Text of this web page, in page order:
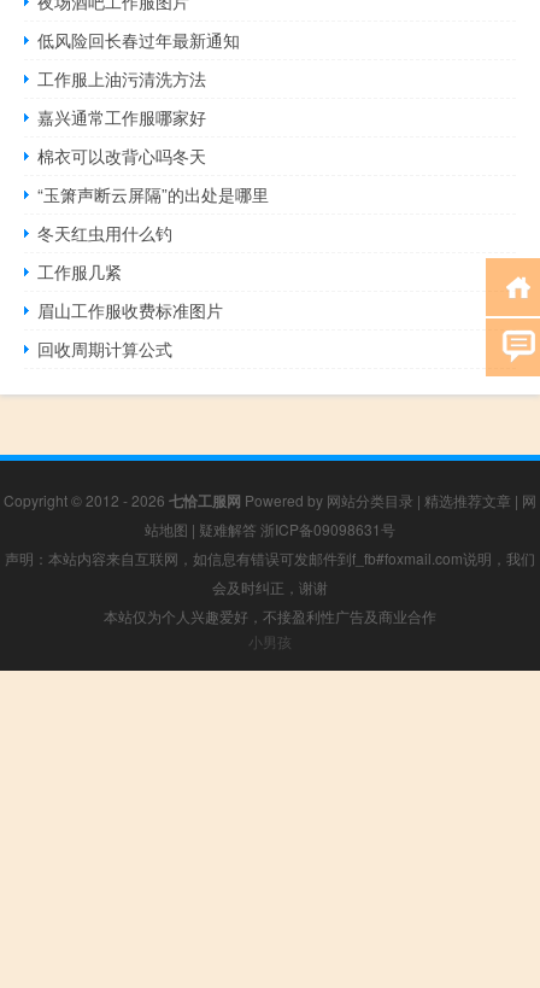
低风险回长春过年最新通知
工作服上油污清洗方法
嘉兴通常工作服哪家好
棉衣可以改背心吗冬天
“玉箫声断云屏隔”的出处是哪里
冬天红虫用什么钓
工作服几紧
眉山工作服收费标准图片
回收周期计算公式
Copyright © 2012 - 2026 七恰工服网 Powered by 网站分类目录 | 精选推荐文章 | 网
站地图 | 疑难解答 浙ICP备09098631号
声明：本站内容来自互联网，如信息有错误可发邮件到f_fb#foxmail.com说明，我们
会及时纠正，谢谢
本站仅为个人兴趣爱好，不接盈利性广告及商业合作
小男孩